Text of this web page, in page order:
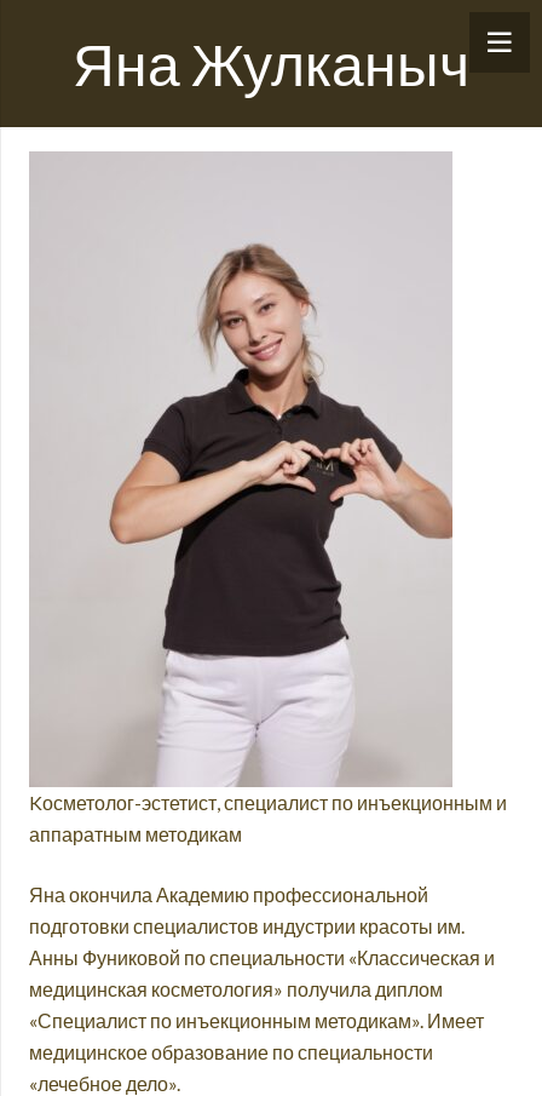
Яна Жулканыч
Kосметолог-эстетист, специалист по инъекционным и
аппаратным методикам
Яна окончила Академию профессиональной
подготовки специалистов индустрии красоты им.
Анны Фуниковой по специальности «Классическая и
медицинская косметология» получила диплом
«Специалист по инъекционным методикам». Имеет
медицинское образование по специальности
«лечебное дело».